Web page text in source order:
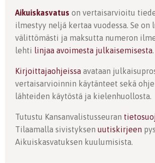
Aikuiskasvatus on vertaisarvioitu
ilmestyy neljä kertaa vuodessa. Se on
välittömästi ja maksutta numeron
lehti linjaa avoimesta julkaisemisesta.
Kirjoittajaohjeissa avataan
vertaisarvioinnin käytänteet sekä
lähteiden käytöstä ja kielenhuollosta.
Tutustu Kansanvalistusseuran
Tilaamalla sivistyksen uutiskirjeen
Aikuiskasvatuksen kuulumisista.